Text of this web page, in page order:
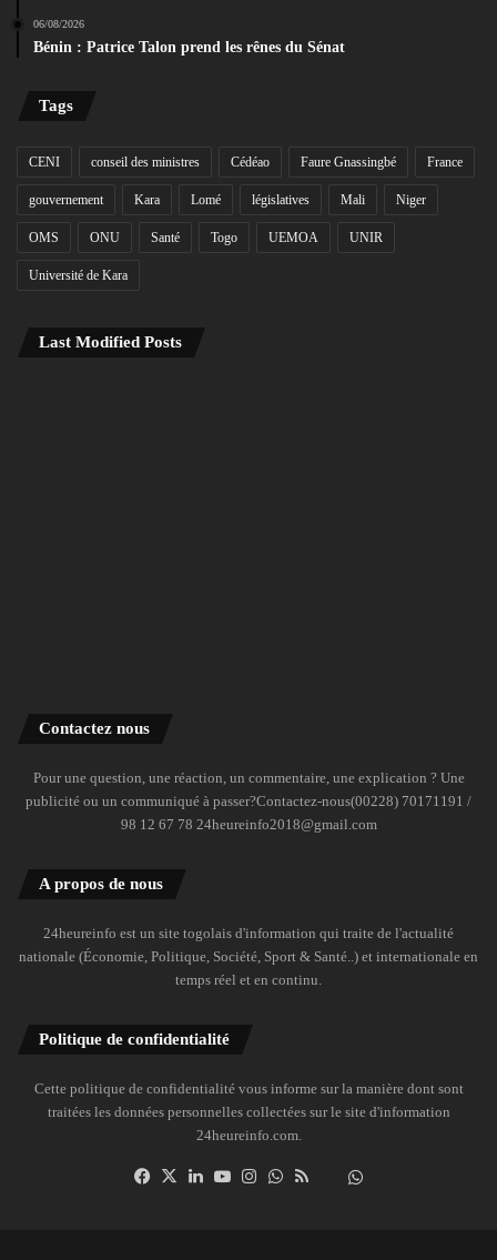
06/08/2026
Bénin : Patrice Talon prend les rênes du Sénat
Tags
CENI conseil des ministres Cédéao Faure Gnassingbé France
gouvernement Kara Lomé législatives Mali Niger
OMS ONU Santé Togo UEMOA UNIR
Université de Kara
Last Modified Posts
Contactez nous
Pour une question, une réaction, un commentaire, une explication ? Une
publicité ou un communiqué à passer?Contactez-nous(00228) 70171191 /
98 12 67 78 24heureinfo2018@gmail.com
A propos de nous
24heureinfo est un site togolais d'information qui traite de l'actualité
nationale (Économie, Politique, Société, Sport & Santé..) et internationale en
temps réel et en continu.
Politique de confidentialité
Cette politique de confidentialité vous informe sur la manière dont sont
traitées les données personnelles collectées sur le site d'information
24heureinfo.com.
Facebook
X LinkedinYouTubeInstagramWhatsAppDailymotion